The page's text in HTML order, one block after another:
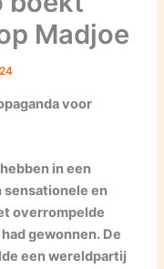
Madjoe
voor
in een
en
overrompelde
gewonnen. De
een wereldpartij